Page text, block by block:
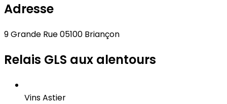
Adresse
9 Grande Rue 05100 Briançon
Relais GLS aux alentours
Vins Astier